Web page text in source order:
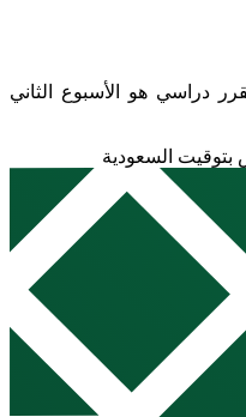
دراسي هو الأسبوع الثاني